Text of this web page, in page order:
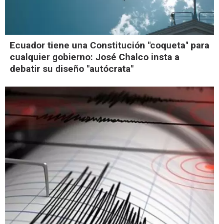
Ecuador tiene una Constitución "coqueta" para
cualquier gobierno: José Chalco insta a
debatir su diseño "autócrata"